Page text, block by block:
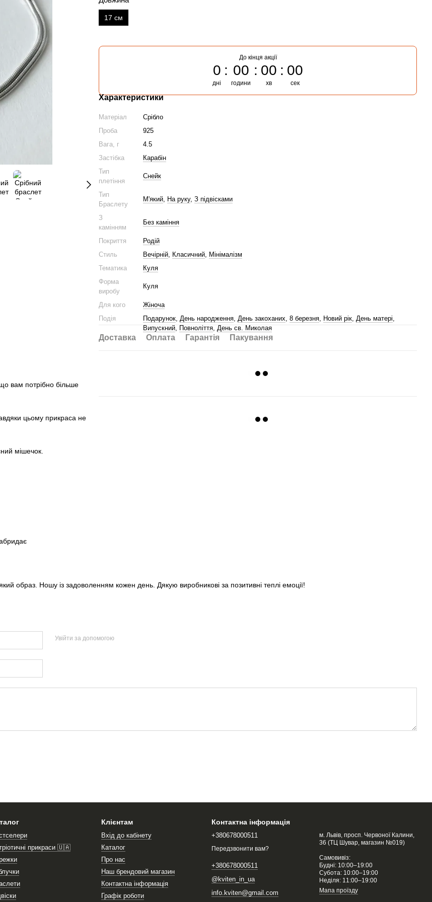
вам потрібно більше
цьому прикраса не
мішечок.
17 см
До кінця акції
0
дні
00
години
00
хв
00
сек
Характеристики
Матеріал
Срібло
Проба
925
Вага, г
4.5
Застібка
Карабін
Тип
плетіння
Снейк
Тип
Браслету
М'який, На руку, З підвісками
З
камінням
Без каміння
Покриття
Родій
Стиль
Вечірній, Класичний, Мінімалізм
Тематика
Куля
Форма
виробу
Куля
Для кого
Жіноча
Подія
Подарунок, День народження, День закоханих, 8 березня, Новий рік, День матері,
Випускний, Повноліття, День св. Миколая
Доставка Оплата Гарантія Пакування
образ. Ношу із задоволенням кожен день. Дякую виробникові за позитивні теплі емоції!
Увійти за допомогою
прикраси 🇺🇦
Клієнтам
Вхід до кабінету
Каталог
Про нас
Наш брендовий магазин
Контактна інформація
Графік роботи
Контактна інформація
+380678000511
Передзвонити вам?
+380678000511
@kviten_in_ua
info.kviten@gmail.com
м. Львів, просп. Червоної Калини,
36 (ТЦ Шувар, магазин №019)
Самовивіз:
Будні: 10:00–19:00
Субота: 10:00–19:00
Неділя: 11:00–19:00
Мапа проїзду